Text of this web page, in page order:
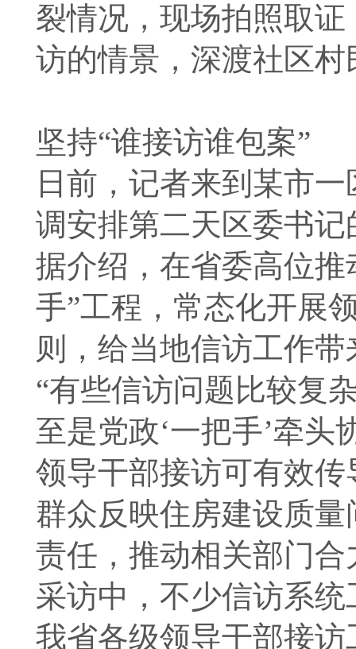
裂情况，现场拍照取
访的情景，深渡社区
坚持“谁接访谁包案”
日前，记者来到某市
调安排第二天区委书
据介绍，在省委高位
手”工程，常态化开展
则，给当地信访工作
“有些信访问题比较复
至是党政‘一把手’牵
领导干部接访可有效
群众反映住房建设质
责任，推动相关部门合
采访中，不少信访系
我省各级领导干部接